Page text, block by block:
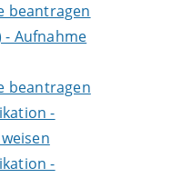
beantragen
- Aufnahme
beantragen
-
-